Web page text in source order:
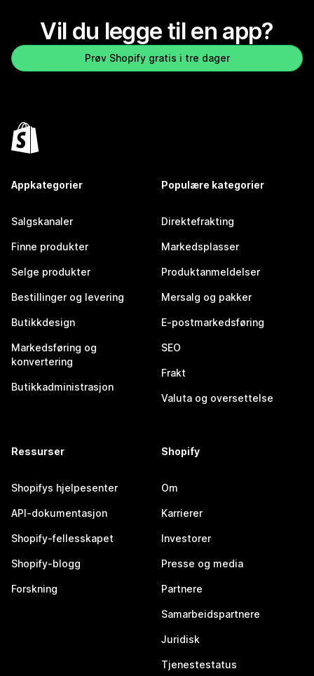
Vil du legge til en app?
Prøv Shopify gratis i tre dager
Appkategorier
Salgskanaler
Finne produkter
Selge produkter
Bestillinger og levering
Butikkdesign
Markedsføring og
konvertering
Butikkadministrasjon
Populære kategorier
Direktefrakting
Markedsplasser
Produktanmeldelser
Mersalg og pakker
E-postmarkedsføring
SEO
Frakt
Valuta og oversettelse
Ressurser
Shopifys hjelpesenter
API-dokumentasjon
Shopify-fellesskapet
Shopify-blogg
Forskning
Shopify
Om
Karrierer
Investorer
Presse og media
Partnere
Samarbeidspartnere
Juridisk
Tjenestestatus